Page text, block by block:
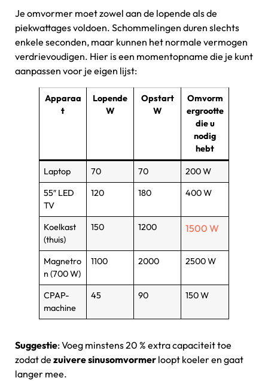
Je omvormer moet zowel aan de lopende als de
piekwattages voldoen. Schommelingen duren slechts
enkele seconden, maar kunnen het normale vermogen
verdrievoudigen. Hier is een momentopname die je kunt
aanpassen voor je eigen lijst:
Apparaa
t
Lopende
W
Opstart
W
Omvorm
ergrootte
die u
nodig
hebt
Laptop 70 70
200 W
55″ LED
TV
120 180 400 W
Koelkast
(thuis)
150 1200 1500 W
Magnetro
n (700 W)
1100 2000 2500 W
CPAP-
machine
45 90 150 W
Suggestie: Voeg minstens 20 % extra capaciteit toe
zodat de zuivere sinusomvormer loopt koeler en gaat
langer mee.